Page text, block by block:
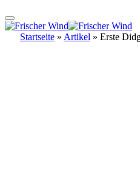
Startseite » Artikel » Erste